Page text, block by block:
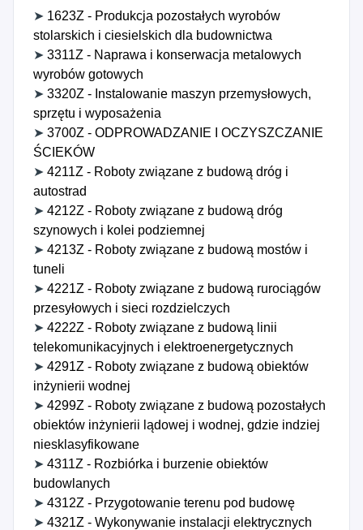
związane ze wznoszeniem budynków
niemieszkalnych, 4323Z - Montaż izolacji, 4324Z -
Wykonywanie pozostałych instalacji budowlanych,
4335Z - Wykonywanie pozostałych robót
budowlanych wykończeniowych, 4341Z -
Wykonywanie konstrukcji i pokryć dachowych,
4342Z - Wykonywanie pozostałych
specjalistycznych robót budowlanych w zakresie
budowy budynków, 4350Z - Roboty budowlane
specjalistyczne w zakresie inżynierii lądowej i
wodnej, 4360Z - Pośrednictwo w zakresie
specjalistycznych usług budowlanych, 4755Z -
Sprzedaż detaliczna mebli, sprzętu
oświetleniowego, artykułów stołowych oraz
pozostałych artykułów użytku domowego, 6110B -
Pozostała działalność w zakresie telekomunikacji
przewodowej, bezprzewodowej i satelitarnej,
6812A - Realizacja projektów budowlanych
związanych ze wznoszeniem budynków
mieszkalnych, 6812B - Realizacja projektów
budowlanych związanych ze wznoszeniem
budynków niemieszkalnych, 6812C - Realizacja
pozostałych projektów budowlanych, 8122A -
Czyszczenie kominów i palenisk, pieców,
przewodów wentylacyjnych, 8122B - Pozostałe
sprzątanie budynków i obiektów przemysłowych,
gdzie indziej niesklasyfikowane.
➤ 1623Z - Produkcja pozostałych wyrobów
stolarskich i ciesielskich dla budownictwa
➤ 3311Z - Naprawa i konserwacja metalowych
wyrobów gotowych
➤ 3320Z - Instalowanie maszyn przemysłowych,
sprzętu i wyposażenia
➤ 3700Z - ODPROWADZANIE I OCZYSZCZANIE
ŚCIEKÓW
➤ 4211Z - Roboty związane z budową dróg i
autostrad
➤ 4212Z - Roboty związane z budową dróg
szynowych i kolei podziemnej
➤ 4213Z - Roboty związane z budową mostów i
tuneli
➤ 4221Z - Roboty związane z budową rurociągów
przesyłowych i sieci rozdzielczych
➤ 4222Z - Roboty związane z budową linii
telekomunikacyjnych i elektroenergetycznych
➤ 4291Z - Roboty związane z budową obiektów
inżynierii wodnej
➤ 4299Z - Roboty związane z budową pozostałych
obiektów inżynierii lądowej i wodnej, gdzie indziej
niesklasyfikowane
➤ 4311Z - Rozbiórka i burzenie obiektów
budowlanych
➤ 4312Z - Przygotowanie terenu pod budowę
➤ 4321Z - Wykonywanie instalacji elektrycznych